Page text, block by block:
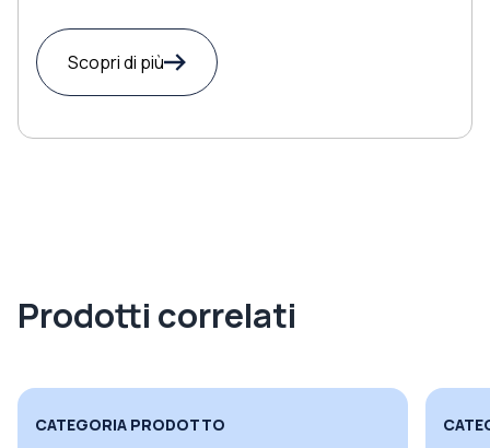
Scopri di più
Prodotti correlati
CATEGORIA PRODOTTO